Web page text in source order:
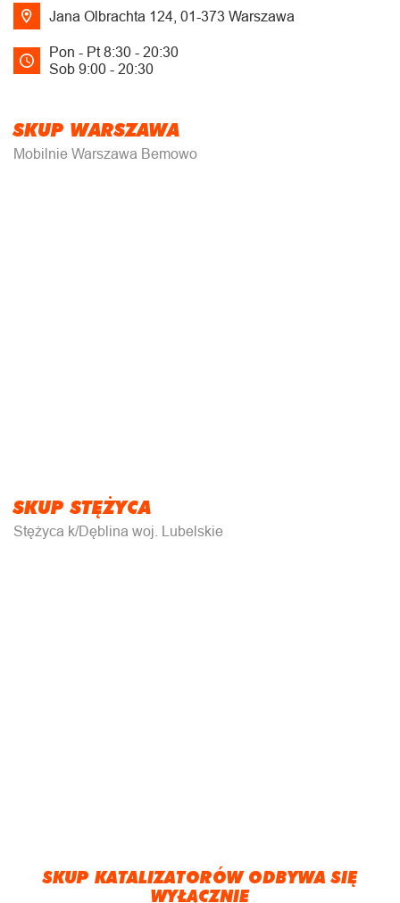
Jana Olbrachta 124, 01-373 Warszawa
Pon - Pt 8:30 - 20:30
Sob 9:00 - 20:30
SKUP WARSZAWA
Mobilnie Warszawa Bemowo
SKUP STĘŻYCA
Stężyca k/Dęblina woj. Lubelskie
SKUP KATALIZATORÓW ODBYWA SIĘ
WYŁĄCZNIE